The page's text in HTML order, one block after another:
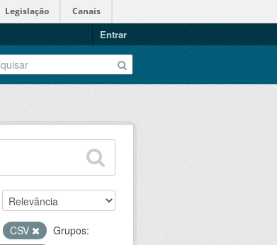
Legislação Canais
Entrar
CSV
Grupos: